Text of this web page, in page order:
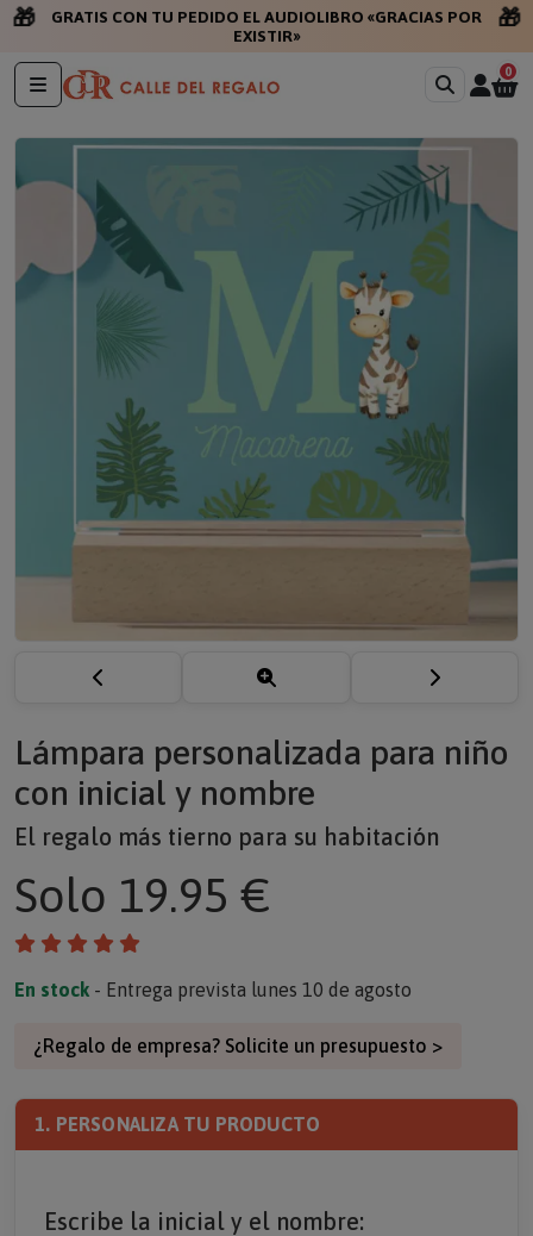
🎁
GRATIS CON TU PEDIDO EL AUDIOLIBRO «GRACIAS POR
EXISTIR»
🎁
0
Lámpara personalizada para niño
con inicial y nombre
El regalo más tierno para su habitación
Solo 19.95 €
En stock - Entrega prevista lunes 10 de agosto
¿Regalo de empresa? Solicite un presupuesto >
1. PERSONALIZA TU PRODUCTO
Escribe la inicial y el nombre: